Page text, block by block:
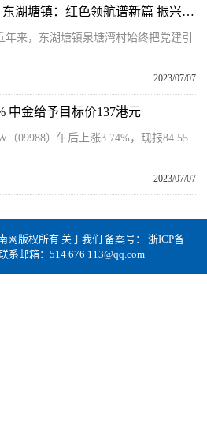
党员“三亮三比”进行时｜东湖塘镇：红色领航谱新篇 振兴发展焕新颜
来，东湖塘镇泉塘湾村始终把党建引
2023/07/07
中金给予目标价137港元
09988）午后上涨3 74%，现报84 55
2023/07/07
网版权所有 关于我们 备案号： 浙ICP备
邮箱：514 676 113@qq.com